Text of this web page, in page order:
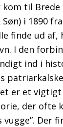
til Brede
Søn) i 1890
finde ud af,
I den
ind i
er et
der ofte
vugge”. Der